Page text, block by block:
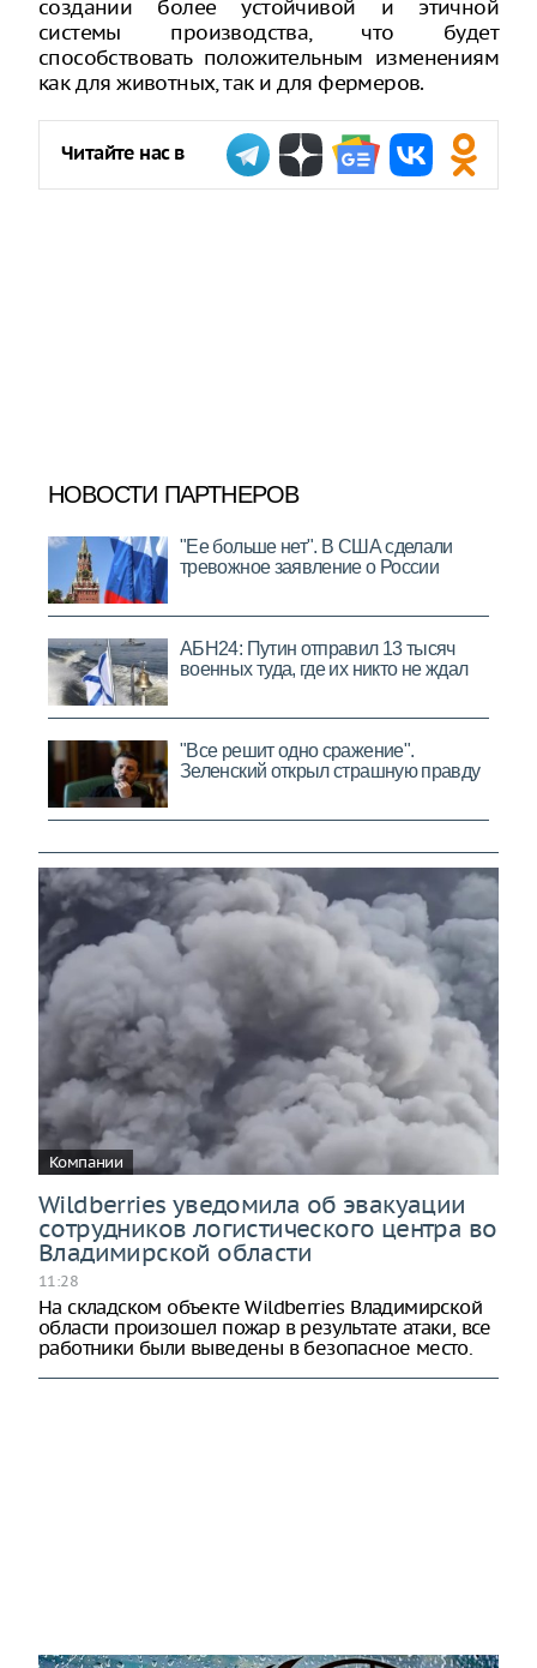
создании более устойчивой и этичной
системы производства, что будет
способствовать положительным изменениям
как для животных, так и для фермеров.
Читайте нас в
Компании
Wildberries уведомила об эвакуации
сотрудников логистического центра во
Владимирской области
11:28
На складском объекте Wildberries Владимирской
области произошел пожар в результате атаки, все
работники были выведены в безопасное место.